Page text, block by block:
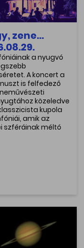
zene...
a nyugvó
A koncert a
is felfedező
közeledve
kupola
amik az
szféráinak méltó